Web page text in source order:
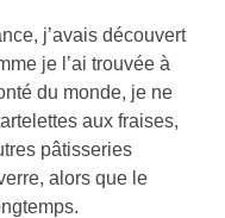
j’avais découvert
je l’ai trouvée à
du monde, je ne
aux fraises,
pâtisseries
alors que le